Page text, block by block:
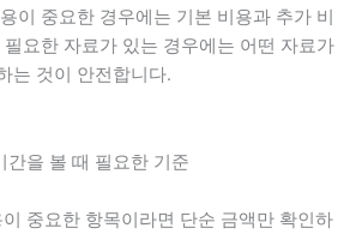
이 중요한 경우에는 기본 비용과 추가 비
요한 자료가 있는 경우에는 어떤 자료가
는 것이 안전합니다.
간을 볼 때 필요한 기준
중요한 항목이라면 단순 금액만 확인하